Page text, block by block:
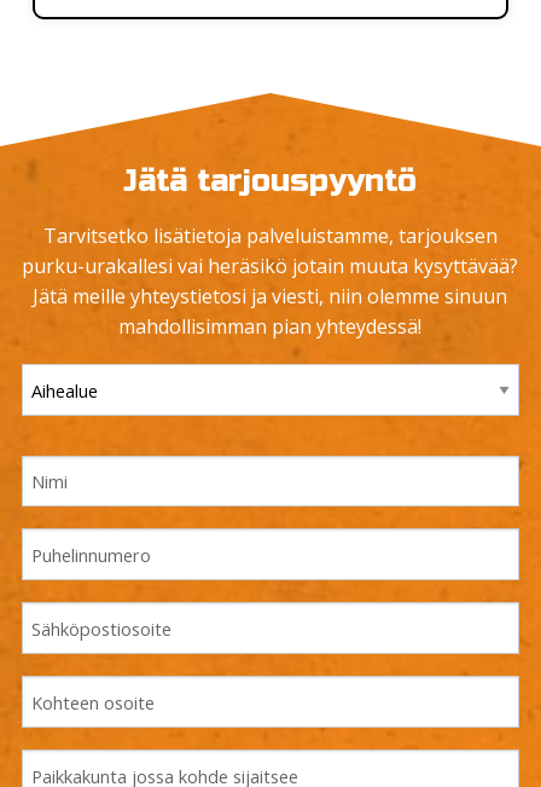
Jätä tarjouspyyntö
Tarvitsetko lisätietoja palveluistamme, tarjouksen
purku-urakallesi vai heräsikö jotain muuta kysyttävää?
Jätä meille yhteystietosi ja viesti, niin olemme sinuun
mahdollisimman pian yhteydessä!